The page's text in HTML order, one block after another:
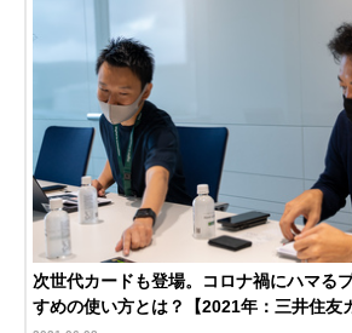
次世代カードも登場。コロナ禍にハマる
すめの使い方とは？【2021年：三井住友